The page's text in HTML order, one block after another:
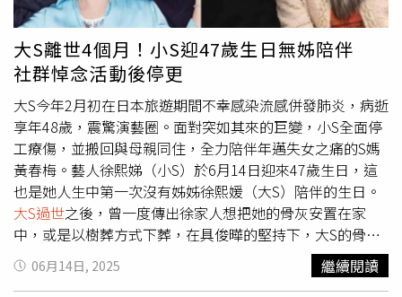
說：「姨媽給我很多的支持。」「Hungry Girl」（右）為
大小S最愛的畫作。（圖／侯世駿攝）展覽共分為兩大系
列：Deby系列以極簡卻張力十足的角色造型描繪心理狀
態，呈現出青春期情緒、個體不安與社群審美之間的錯位與
張力。Deby也叫做Devil baby，Lily表示：「創作這個角色
時，是想打破大家對惡魔的傳統概念，很多人看到Deby的
第一個想法，應該是她看起來壞壞的有點邪惡，但其實當你
真正去瞭解Deby這個角色的時候，會發現他其實是有很多
面相的，她其實是善良的、調皮的，我希望借由這個角色來
探討人性的複雜。」而獵物系列聚焦「視線的權力反轉」，
挑戰傳統觀看架構，角色不再是被觀看的「他者」，而是帶
有主導視角的凝視者，反客為主地對觀眾進行「觀看回
擊」。Lily也分享媽媽和姨媽最喜歡的作品叫「Hungry
大S離世4個月！小S迎47歲生日無姊陪伴
社群悼念活動後停更
大S今年2月初在日本旅遊期間不幸感染流感併發肺炎，病逝
享年48歲，震驚演藝圈。面對突如其來的巨變，小S全面停
工療傷，並搬回與母親同住，全力陪伴年邁失女之痛的S媽
黃春梅。藝人徐熙娣（小S）於6月14日迎來47歲生日，這
也是她人生中第一次沒有姊姊徐熙媛（大S）陪伴的生日。
大S過世之後，曾一度傳出徐家人想把她的骨灰安置在家
中，或是以樹葬方式下葬，在具俊曄的堅持下，大S的骨灰
最終安葬於金寶山玫瑰園，並於3月15日完成下葬儀式。大
S離世百日時，小S曾在社群發起悼念活動，公開姊妹牽手舊
06月14日, 2025 繼續閱讀